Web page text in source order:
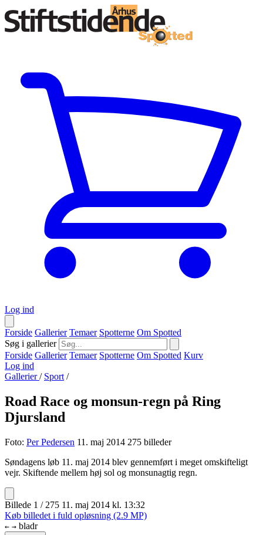
Log ind
Forside Gallerier Temaer Spotterne Om Spotted
Søg i gallerier
Forside Gallerier Temaer Spotterne Om Spotted Kurv
Log ind
Gallerier/ Sport /
Road Race og monsun-regn på Ring
Djursland
Foto: Per Pedersen 11. maj 2014 275 billeder
Søndagens løb 11. maj 2014 blev gennemført i meget omskifteligt
vejr. Skiftende mellem høj sol og monsunagtig regn.
Billede 1 / 275 11. maj 2014 kl. 13:32
Køb billedet i fuld opløsning (2.9 MP)
← → bladr